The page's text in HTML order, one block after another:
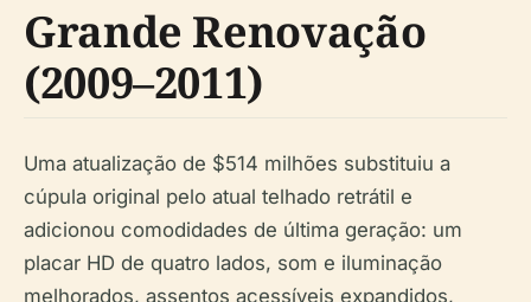
Grande Renovação
(2009–2011)
Uma atualização de $514 milhões substituiu a
cúpula original pelo atual telhado retrátil e
adicionou comodidades de última geração: um
placar HD de quatro lados, som e iluminação
melhorados, assentos acessíveis expandidos,